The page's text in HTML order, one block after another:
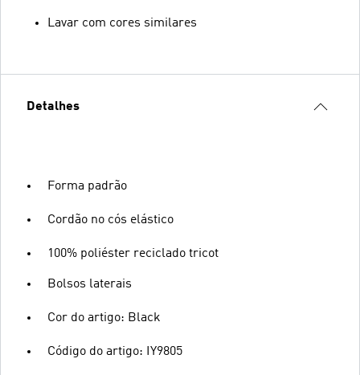
Lavar com cores similares
Detalhes
Forma padrão
Cordão no cós elástico
100% poliéster reciclado tricot
Bolsos laterais
Cor do artigo: Black
Código do artigo: IY9805